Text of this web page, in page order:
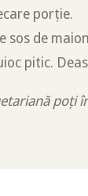
porție.
sos de
pitic.
poți